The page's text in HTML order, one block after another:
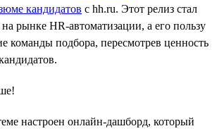
кандидатов с hh.ru. Этот релиз стал
рынке HR-автоматизации, а его пользу
команды подбора, пересмотрев ценность
настроен онлайн-дашборд, который